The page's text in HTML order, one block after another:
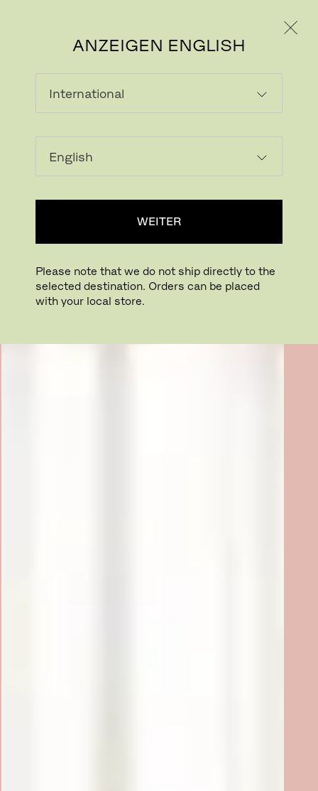
ANZEIGEN ENGLISH
WEITER
Please note that we do not ship directly to the
selected destination. Orders can be placed
with your local store.